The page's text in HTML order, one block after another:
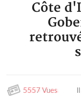
Côte
5557 Vues